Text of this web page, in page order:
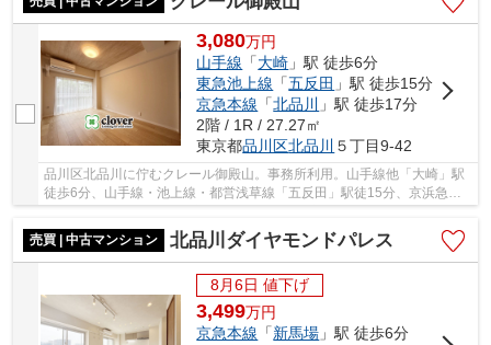
3,080万円
山手線 「大崎 」駅 徒歩6分
東急池上線 「五反田 」駅 徒歩15分
京急本線 「北品川
」駅 徒歩17分
2階 / 1R / 27.27㎡
東京都品川区北品川 ５丁目9-42
品川区北品川に佇むクレール御殿山。事務所利用。山手線他「大崎」駅
徒歩6分、山手線・池上線・都営浅草線「五反田」駅徒15分、京浜急行
「北品川」駅徒歩17分。空港へのアクセスも良く...
売買 | 中古マンション
北品川ダイヤモンドパレス
8月6日 値下げ
3,499万円
京急本線 「新馬場 」駅 徒歩6分